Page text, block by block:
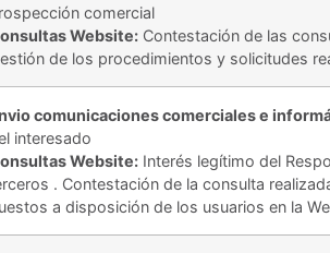
comercial
Website: Contestación de las
de los procedimientos y solicitudes
comunicaciones comerciales e
interesado
Website: Interés legítimo del
. Contestación de la consulta
a disposición de los usuarios en la